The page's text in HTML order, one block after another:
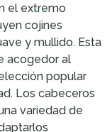
el extremo
cojines
y mullido. Esta
acogedor al
popular
Los cabeceros
variedad de